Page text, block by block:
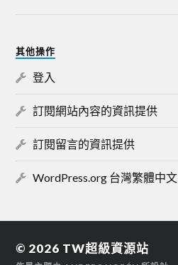
其他操作
登入
訂閱網站內容的資訊提供
訂閱留言的資訊提供
WordPress.org 台灣繁體中文
© 2026 TW超級資源站